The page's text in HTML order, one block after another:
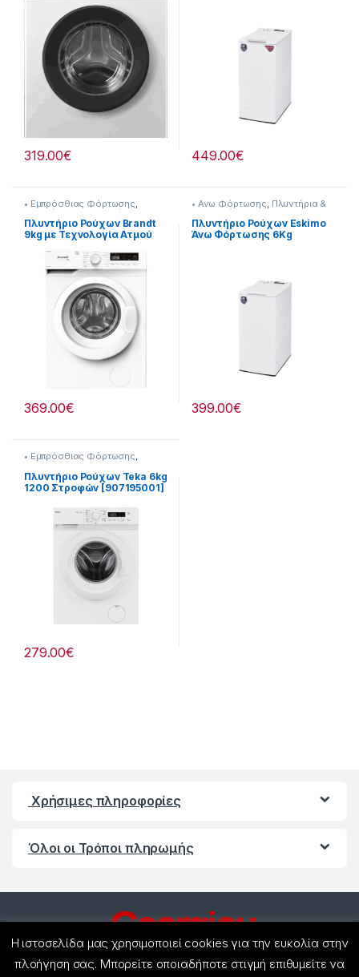
319.00€ 449.00€
• Εμπρόσθιας Φόρτωσης
Πλυντήρια & Στεγνωτήρια
Πλυντήριο Ρούχων Brandt
9kg με Τεχνολογία Ατμού
369.00€
• Ανω Φόρτωσης Πλυντήρια &
Στεγνωτήρια
Πλυντήριο Ρούχων Eskimo
Άνω Φόρτωσης 6Kg
399.00€
• Εμπρόσθιας Φόρτωσης,
Πλυντήρια & Στεγνωτήρια
Πλυντήριο Ρούχων Teka 6kg
1200 Στροφών [907195001]
279.00€
Χρήσιμες πληροφορίες
Όλοι οι Τρόποι πληρωμής
Η ιστοσελίδα μας χρησιμοποιεί cookies για την ευκολία στην
πλοήγηση σας. Μπορείτε οποιαδήποτε στιγμή επιθυμείτε να